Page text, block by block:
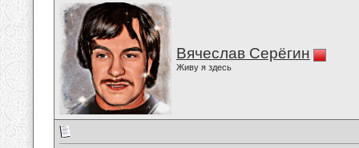
Вячеслав Серёгин
Живу я здесь